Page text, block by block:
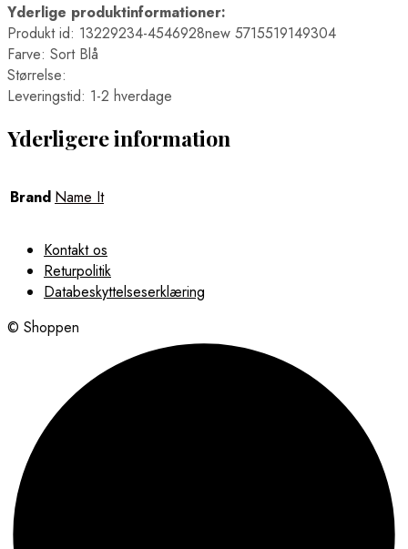
Yderlige produktinformationer:
Produkt id: 13229234-4546928new 5715519149304
Farve: Sort Blå
Størrelse:
Leveringstid: 1-2 hverdage
Yderligere information
Brand Name It
Kontakt os
Returpolitik
Databeskyttelseserklæring
© Shoppen